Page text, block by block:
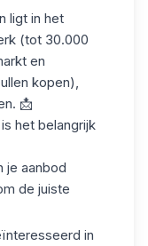
ligt in het
(tot 30.000
en
kopen),
. 📩
het belangrijk
je aanbod
de juiste
in